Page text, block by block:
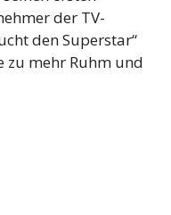
der TV-
den Superstar“
zu mehr Ruhm und